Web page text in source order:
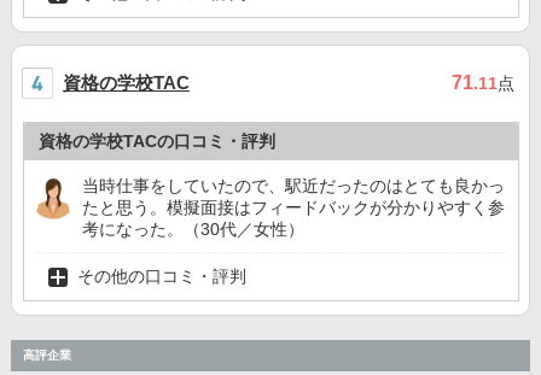
資格の学校TAC 71.11点
資格の学校TACの口コミ・評判
当時仕事をしていたので、駅近だったのはとても良かっ
たと思う。模擬面接はフィードバックが分かりやすく参
考になった。（30代／女性）
その他の口コミ・評判
高評企業